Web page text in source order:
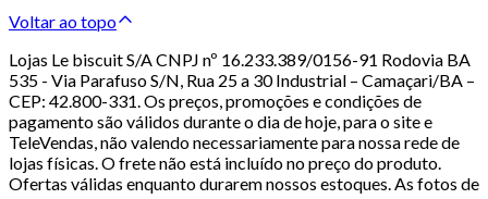
Voltar ao topo
Lojas Le biscuit S/A CNPJ nº 16.233.389/0156-91 Rodovia BA
535 - Via Parafuso S/N, Rua 25 a 30 Industrial – Camaçari/BA –
CEP: 42.800-331. Os preços, promoções e condições de
pagamento são válidos durante o dia de hoje, para o site e
TeleVendas, não valendo necessariamente para nossa rede de
lojas físicas. O frete não está incluído no preço do produto.
Ofertas válidas enquanto durarem nossos estoques. As fotos de